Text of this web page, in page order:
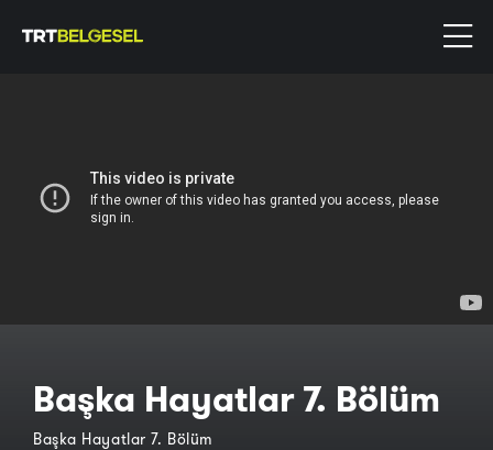
Başka Hayatlar 7. Bölüm
Başka Hayatlar 7. Bölüm